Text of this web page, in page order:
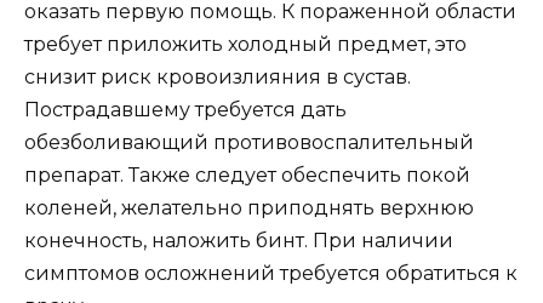
оказать первую помощь. К пораженной области
требует приложить холодный предмет, это
снизит риск кровоизлияния в сустав.
Пострадавшему требуется дать
обезболивающий противовоспалительный
препарат. Также следует обеспечить покой
коленей, желательно приподнять верхнюю
конечность, наложить бинт. При наличии
симптомов осложнений требуется обратиться к